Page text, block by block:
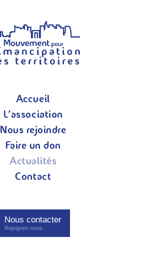
Accueil
L’association
Nous rejoindre
Faire un don
Actualités
Contact
Nous contacter
Rejoignez-nous